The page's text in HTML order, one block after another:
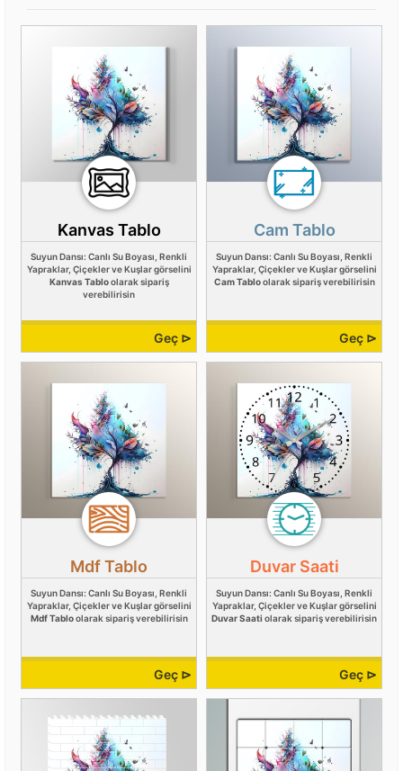
Kanvas Tablo
Suyun Dansı: Canlı Su Boyası, Renkli
Yapraklar, Çiçekler ve Kuşlar görselini
Kanvas Tabloolarak sipariş
verebilirisin
Geç ⊳
Cam Tablo
Suyun Dansı: Canlı Su Boyası, Renkli
Yapraklar, Çiçekler ve Kuşlar görselini
Cam Tabloolarak sipariş verebilirisin
Geç ⊳
Mdf Tablo
Suyun Dansı: Canlı Su Boyası, Renkli
Yapraklar, Çiçekler ve Kuşlar görselini
Mdf Tabloolarak sipariş verebilirisin
Geç ⊳
Duvar Saati
Suyun Dansı: Canlı Su Boyası, Renkli
Yapraklar, Çiçekler ve Kuşlar görselini
Duvar Saati olarak sipariş verebilirisin
Geç ⊳